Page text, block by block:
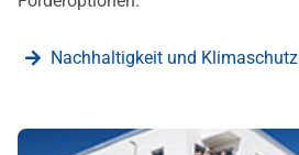
Nachhaltigkeit und Klimaschutz